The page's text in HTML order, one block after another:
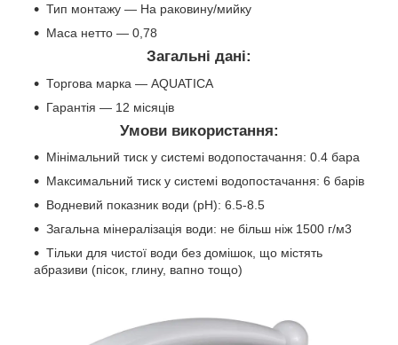
Тип монтажу — На раковину/мийку
Маса нетто — 0,78
Загальні дані:
Торгова марка — AQUATICA
Гарантія — 12 місяців
Умови використання:
Мінімальний тиск у системі водопостачання: 0.4 бара
Максимальний тиск у системі водопостачання: 6 барів
Водневий показник води (pH): 6.5-8.5
Загальна мінералізація води: не більш ніж 1500 г/м3
Тільки для чистої води без домішок, що містять
абразиви (пісок, глину, вапно тощо)